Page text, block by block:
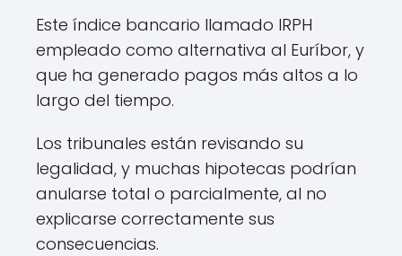
Este índice bancario llamado IRPH
empleado como alternativa al Euríbor, y
que ha generado pagos más altos a lo
largo del tiempo.
Los tribunales están revisando su
legalidad, y muchas hipotecas podrían
anularse total o parcialmente, al no
explicarse correctamente sus
consecuencias.